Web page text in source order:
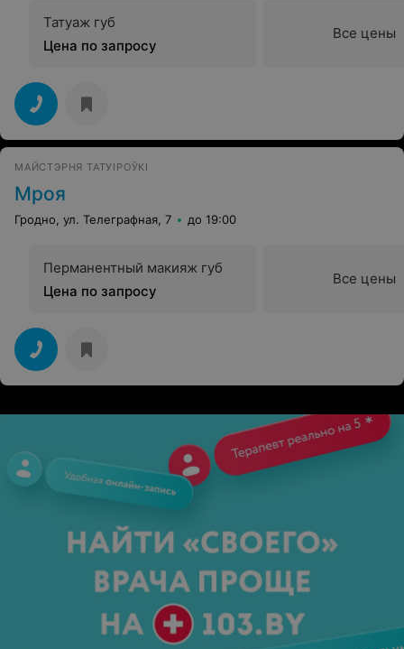
Татуаж губ
Цена по запросу
Все цены
МАЙСТЭРНЯ ТАТУІРОЎКІ
Мроя
Гродно, ул. Телеграфная, 7 до 19:00
Перманентный макияж губ
Цена по запросу
Все цены